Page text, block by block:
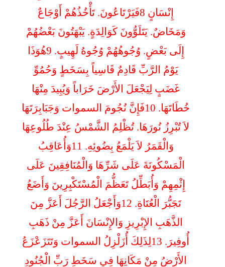
إِنْسَانٍ 8فَيَرْتَاعُونَ. تَأْخُذُهُمْ أَوْجَاعٌ
وَمَخَاضٌ. يَتَلَوُّونَ كَوَالِدَةٍ. يَبْهَتُونَ بَعْضُهُمْ
إِلَى بَعْضٍ. وُجُوهُهُمْ وُجُوهُ لَهِيبٍ. 9هُوَذَا
يَوْمُ الرَّبِّ قَادِمٌ قَاسِياً بِسَخَطٍ وَحُمُوِّ
غَضَبٍ لِيَجْعَلَ الأَرْضَ خَرَاباً وَيُبِيدَ مِنْهَا
خُطَاتَهَا. 10فَإِنَّ نُجُومَ السموات وَجَبَابِرَتَهَا
لاَ تُبْرِزُ نُورَهَا. تُظْلِمُ الشَّمْسُ عِنْدَ طُلُوعِهَا
وَالْقَمَرُ لاَ يَلْمَعُ بِضُوئِهِ. 11وَأُعَاقِبُ
الْمَسْكُونَةَ عَلَى شَرِّهَا وَالْمُنَافِقِينَ عَلَى
إِثْمِهِمْ وَأُبَطِّلُ تَعَظُّمَ الْمُسْتَكْبِرِينَ وَأَضَعُ
تَجَبُّرَ الْعُتَاةِ. 12وَأَجْعَلُ الرَّجُلَ أَعَزَّ مِنَ
الذَّهَبِ الإِبْرِيزِ وَالإِنْسَانَ أَعَزَّ مِنْ ذَهَبِ
أُوفِيرَ. 13لِذَلِكَ أُزَلْزِلُ السموات وَتَتَزَعْزَعُ
الأَرْضُ مِنْ مَكَانِهَا فِي سَخَطِ رَبِّ الْجُنُودِ